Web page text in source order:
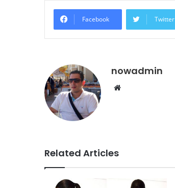
Facebook Twitter
nowadmin
Website
Related Articles